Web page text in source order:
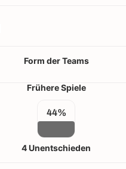
Form der Teams
Frühere Spiele
44%
4 Unentschieden